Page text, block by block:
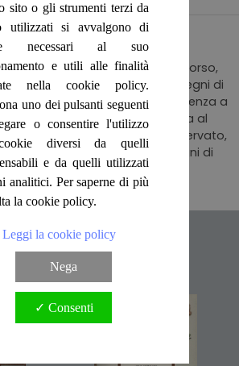
con titolo in nero al dorso,
illustrata a colori con segni di
data e firma di appartenenza a
anteriore, tracce di fioritura al
patinato ottimamente conservato,
foto di Marco Giberti e disegni di
Pagine 215
Articoli suggeriti
-20%%
sito o gli strumenti terzi da
utilizzati si avvalgono di
necessari al suo
e utili alle finalità
nella cookie policy.
uno dei pulsanti seguenti
o consentire l'utilizzo
diversi da quelli
e da quelli utilizzati
analitici. Per saperne di più
la cookie policy.
Leggi la cookie policy
Nega
✓ Consenti